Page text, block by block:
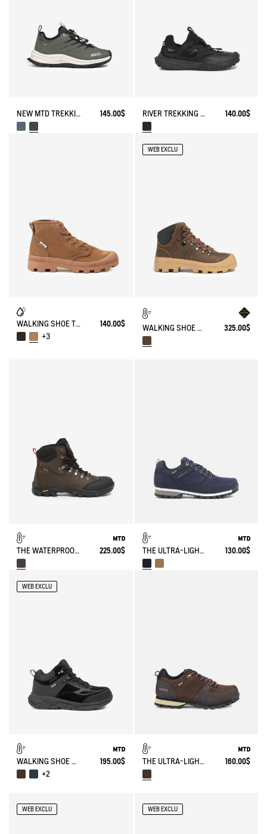
NEW MTD TREKKING SHOES IN LOW VERSION 145.00$ RIVER TREKKING SHOE TREKKIX AQUA 140.00$
WALKING SHOE TENERE
140.00$
+3
WEB EXCLU
WALKING SHOE GORE-TEX TENERE SNOW IN SPLIT LEATHER 325.00$
THE WATERPROOF AD BREATHABLE LEATHER ANKLE BOOT WITH VIBRAM OUTSOLE 225.00$ THE ULTRA-LIGHT, WATERPROOF SHOE 130.00$
WEB EXCLU
WALKING SHOE MTD PALKA ULTRA-LIGHT
195.00$
+2
THE ULTRA-LIGHT, WATERPROOF LEATHER SHOE 160.00$
WEB EXCLU WEB EXCLU